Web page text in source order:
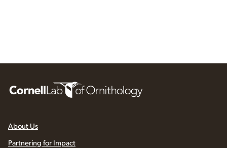
About Us
Partnering for Impact